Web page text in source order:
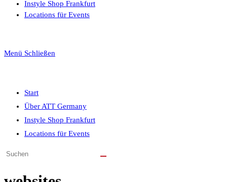
Instyle Shop Frankfurt
Locations für Events
Menü Schließen
Start
Über ATT Germany
Instyle Shop Frankfurt
Locations für Events